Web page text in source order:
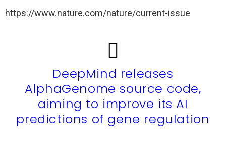
https://www.nature.com/nature/current-issue
DeepMind releases
AlphaGenome source code,
aiming to improve its AI
predictions of gene regulation